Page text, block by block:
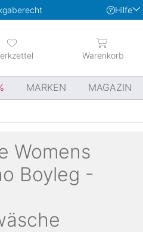
Hilfe
Warenkorb
MARKEN MAGAZIN
Womens
Boyleg -